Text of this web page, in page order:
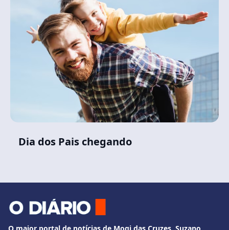
Dia dos Pais chegando